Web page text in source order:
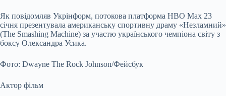
Як повідомляв Укрінформ, потокова платформа HBO Max 23
січня презентувала американську спортивну драму «Незламний»
(The Smashing Machine) за участю українського чемпіона світу з
боксу Олександра Усика.
Фото: Dwayne The Rock Johnson/Фейсбук
Актор фільм